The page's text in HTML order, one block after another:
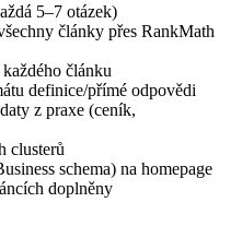
5–7 otázek)
články přes RankMath
článku
definice/přímé odpovědi
z praxe (ceník,
clusterů
schema) na homepage
doplněny